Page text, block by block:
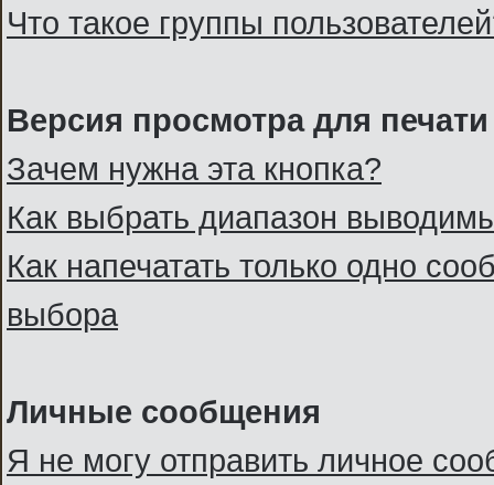
Что такое группы
Версия просмотра для печати
Зачем нужна эта кнопка?
Как выбрать диапазон
Как напечатать только одно
выбора
Личные сообщения
Я не могу отправить личное